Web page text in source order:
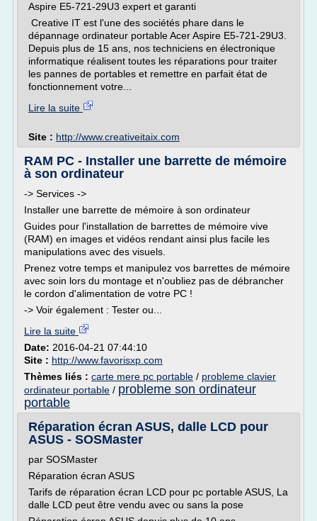
Aspire E5-721-29U3 expert et garanti
Creative IT est l'une des sociétés phare dans le
dépannage ordinateur portable Acer Aspire E5-721-29U3.
Depuis plus de 15 ans, nos techniciens en électronique
informatique réalisent toutes les réparations pour traiter
les pannes de portables et remettre en parfait état de
fonctionnement votre...
Lire la suite
Site : http://www.creativeitaix.com
RAM PC - Installer une barrette de mémoire
à son ordinateur
-> Services ->
Installer une barrette de mémoire à son ordinateur
Guides pour l'installation de barrettes de mémoire vive
(RAM) en images et vidéos rendant ainsi plus facile les
manipulations avec des visuels.
Prenez votre temps et manipulez vos barrettes de mémoire
avec soin lors du montage et n'oubliez pas de débrancher
le cordon d'alimentation de votre PC !
-> Voir également : Tester ou...
Lire la suite
Date: 2016-04-21 07:44:10
Site : http://www.favorisxp.com
Thèmes liés : carte mere pc portable / probleme clavier
ordinateur portable / probleme son ordinateur
portable
Réparation écran ASUS, dalle LCD pour
ASUS - SOSMaster
par SOSMaster
Réparation écran ASUS
Tarifs de réparation écran LCD pour pc portable ASUS, La
dalle LCD peut être vendu avec ou sans la pose